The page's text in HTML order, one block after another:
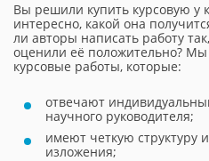
Вы решили купить курсовую у
интересно, какой она
ли авторы написать работу
оценили её положительно? Мы
курсовые работы, которые:
отвечают
научного руководителя;
имеют четкую структуру
изложения;